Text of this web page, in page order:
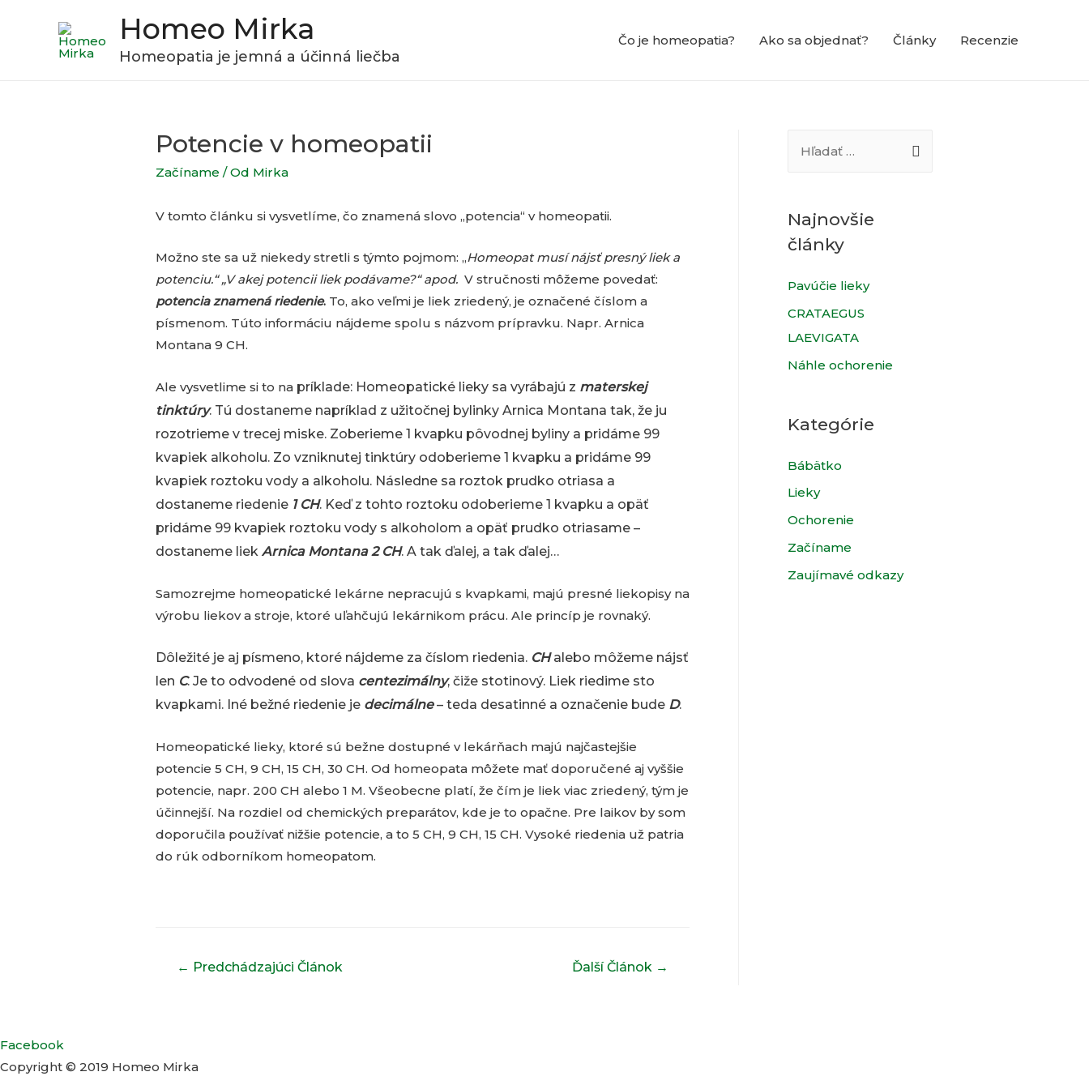
Homeo Mirka
Homeopatia je jemná a účinná liečba
Čo je homeopatia? Ako sa objednať? Články Recenzie
Potencie v homeopatii
Začíname / Od Mirka
V tomto článku si vysvetlíme, čo znamená slovo „potencia“ v homeopatii.
Možno ste sa už niekedy stretli s týmto pojmom: „Homeopat musí nájsť presný liek a
potenciu.“ „V akej potencii liek podávame?“ apod. V stručnosti môžeme povedať:
potencia znamená riedenie. To, ako veľmi je liek zriedený, je označené číslom a
písmenom. Túto informáciu nájdeme spolu s názvom prípravku. Napr. Arnica
Montana 9 CH.
Ale vysvetlime si to na príklade: Homeopatické lieky sa vyrábajú z materskej
tinktúry. Tú dostaneme napríklad z užitočnej bylinky Arnica Montana tak, že ju
rozotrieme v trecej miske. Zoberieme 1 kvapku pôvodnej byliny a pridáme 99
kvapiek alkoholu. Zo vzniknutej tinktúry odoberieme 1 kvapku a pridáme 99
kvapiek roztoku vody a alkoholu. Následne sa roztok prudko otriasa a
dostaneme riedenie 1 CH. Keď z tohto roztoku odoberieme 1 kvapku a opäť
pridáme 99 kvapiek roztoku vody s alkoholom a opäť prudko otriasame –
dostaneme liek Arnica Montana 2 CH. A tak ďalej, a tak ďalej…
Samozrejme homeopatické lekárne nepracujú s kvapkami, majú presné liekopisy na
výrobu liekov a stroje, ktoré uľahčujú lekárnikom prácu. Ale princíp je rovnaký.
Dôležité je aj písmeno, ktoré nájdeme za číslom riedenia. CH alebo môžeme nájsť
len C. Je to odvodené od slova centezimálny, čiže stotinový. Liek riedime sto
kvapkami. Iné bežné riedenie je decimálne– teda desatinné a označenie bude D.
Homeopatické lieky, ktoré sú bežne dostupné v lekárňach majú najčastejšie
potencie 5 CH, 9 CH, 15 CH, 30 CH. Od homeopata môžete mať doporučené aj vyššie
potencie, napr. 200 CH alebo 1 M. Všeobecne platí, že čím je liek viac zriedený, tým je
účinnejší. Na rozdiel od chemických preparátov, kde je to opačne. Pre laikov by som
doporučila používať nižšie potencie, a to 5 CH, 9 CH, 15 CH. Vysoké riedenia už patria
do rúk odborníkom homeopatom.
Navigácia
← Predchádzajúci Článok Ďalší Článok →
d
a
:
Najnovšie
články
Pavúčie lieky
CRATAEGUS
LAEVIGATA
Náhle ochorenie
Kategórie
Bábätko
Lieky
Ochorenie
Začíname
Zaujímavé odkazy
Facebook
Copyright © 2019 Homeo Mirka